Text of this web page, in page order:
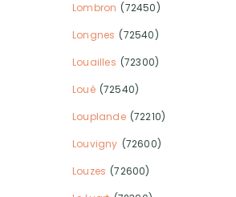
Lombron (72450)
Longnes (72540)
Louailles (72300)
Loué (72540)
Louplande (72210)
Louvigny (72600)
Louzes (72600)